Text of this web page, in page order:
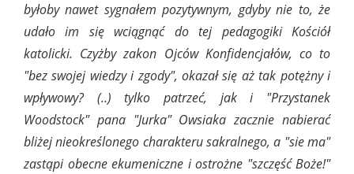
byłoby nawet sygnałem pozytywnym, gdyby nie to, że
udało im się wciągnąć do tej pedagogiki Kościół
katolicki. Czyżby zakon Ojców Konfidencjałów, co to
"bez swojej wiedzy i zgody", okazał się aż tak potężny i
wpływowy? (..) tylko patrzeć, jak i "Przystanek
Woodstock" pana "Jurka" Owsiaka zacznie nabierać
bliżej nieokreślonego charakteru sakralnego, a "sie ma"
zastąpi obecne ekumeniczne i ostrożne "szczęść Boże!"